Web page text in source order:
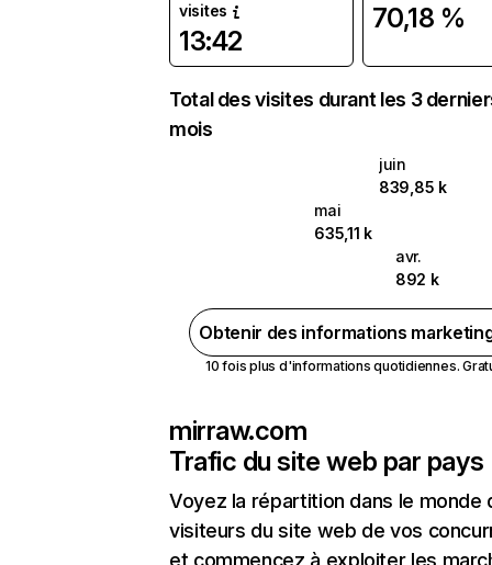
visites
13:42
70,18 %
Total des visites durant les 3
mois
juin
839,85 k
mai
635,11 k
avr.
892 k
Obtenir des informations
10 fois plus d'informations quotidiennes.
mirraw.com
Trafic du site web par pays
Voyez la répartition dans le monde
visiteurs du site web de vos
et commencez à exploiter les